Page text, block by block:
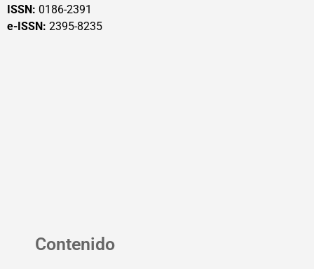
ISSN: 0186-2391
e-ISSN: 2395-8235
Contenido